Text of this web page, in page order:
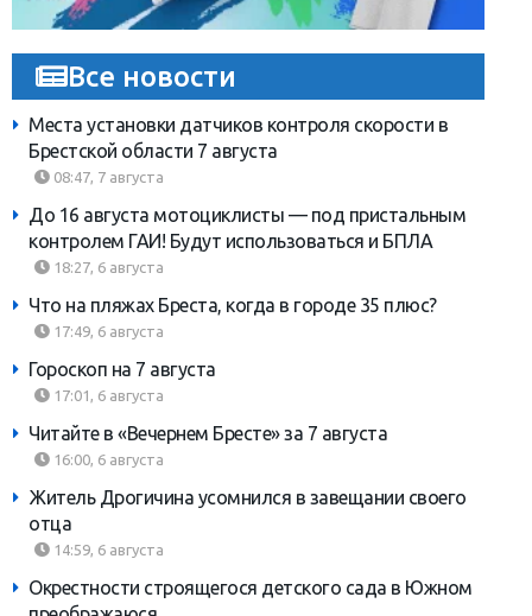
Все новости
Места установки датчиков контроля скорости в
Брестской области 7 августа
08:47, 7 августа
До 16 августа мотоциклисты — под пристальным
контролем ГАИ! Будут использоваться и БПЛА
18:27, 6 августа
Что на пляжах Бреста, когда в городе 35 плюс?
17:49, 6 августа
Гороскоп на 7 августа
17:01, 6 августа
Читайте в «Вечернем Бресте» за 7 августа
16:00, 6 августа
Житель Дрогичина усомнился в завещании своего
отца
14:59, 6 августа
Окрестности строящегося детского сада в Южном